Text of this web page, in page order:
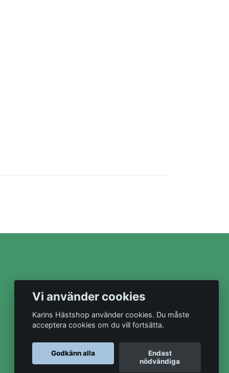
Vi använder cookies
Karins Hästshop använder cookies. Du måste
acceptera cookies om du vill fortsätta.
Godkänn alla
Endast
nödvändiga